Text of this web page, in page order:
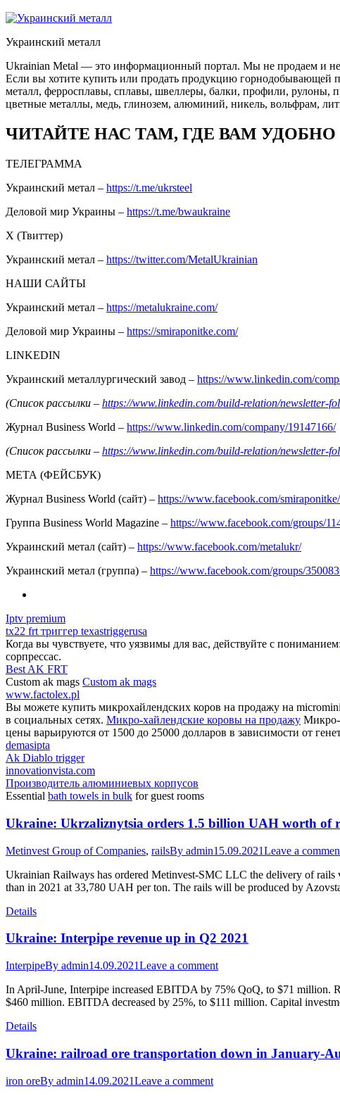
Украинский металл
Ukrainian Metal — это информационный портал. Мы не продаем и
Если вы хотите купить или продать продукцию горнодобывающей
металл, ферросплавы, сплавы, швеллеры, балки, профили,
цветные металлы, медь, глинозем, алюминий, никель, вольфрам,
ЧИТАЙТЕ НАС ТАМ, ГДЕ ВАМ УДОБНО
ТЕЛЕГРАММА
Украинский метал – https://t.me/ukrsteel
Деловой мир Украины – https://t.me/bwaukraine
Х (Твиттер)
Украинский метал – https://twitter.com/MetalUkrainian
НАШИ САЙТЫ
Украинский метал – https://metalukraine.com/
Деловой мир Украины – https://smiraponitke.com/
LINKEDIN
Украинский металлургический завод – https://www.linkedin.com/
(Список рассылки – https://www.linkedin.com/build-relation/newsletter-
Журнал Business World – https://www.linkedin.com/company/19147166/
(Список рассылки – https://www.linkedin.com/build-relation/newsletter-
МЕТА (ФЕЙСБУК)
Журнал Business World (сайт) – https://www.facebook.com/smiraponitke/
Группа Business World Magazine – https://www.facebook.com/groups/
Украинский метал (сайт) – https://www.facebook.com/metalukr/
Украинский метал (группа) – https://www.facebook.com/groups/
Iptv premium
tx22 frt триггер texastriggerusa
Когда вы чувствуете, что уязвимы для вас, действуйте с пониманием:
сорпрессас.
Best AK FRT
Custom ak mags Custom ak mags
www.factolex.pl
Вы можете купить микрохайлендских коров на продажу на
в социальных сетях. Микро-хайлендские коровы на продажу Микро-
цены варьируются от 1500 до 25000 долларов в зависимости от
demasipta
Ak Diablo trigger
innovationvista.com
Производитель алюминиевых корпусов
Essential bath towels in bulk for guest rooms
Ukraine: Ukrzaliznytsia orders 1.5 billion UAH worth of
Metinvest Group of Companies, railsBy admin15.09.2021Leave a
Ukrainian Railways has ordered Metinvest-SMC LLC the delivery of
than in 2021 at 33,780 UAH per ton. The rails will be produced by
Details
Ukraine: Interpipe revenue up in Q2 2021
InterpipeBy admin14.09.2021Leave a comment
In April-June, Interpipe increased EBITDA by 75% QoQ, to $71 million.
$460 million. EBITDA decreased by 25%, to $111 million. Capital
Details
Ukraine: railroad ore transportation down in January-
iron oreBy admin14.09.2021Leave a comment